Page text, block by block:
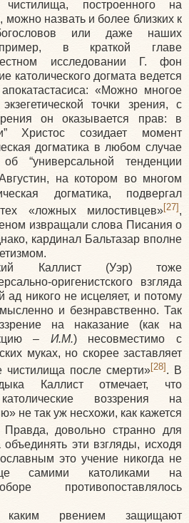
чистилища, построенного на
можно назвать и более близких к
или даже наших
в краткой главе
исследовании Г. фон
католического догмата ведется
«Можно многое
точки зрения, с
он оказывается прав: в
Христос созидает момент
догматика в любом случае
“универсальной тенденции
на котором во многом
догматика, подвергал
«ложных милостивцев»[27],
извращали слова Писания о
кардинал Бальтазар вполне
Каллист (Уэр) тоже
оригенистского взгляда
никого не исцеляет, и потому
и безнравственно. Так
на наказание (как на
– И.М.) несовместимо с
муках, но скорее заставляет
чистилища после смерти»[28] . В
Каллист отмечает, что
воззрения на
не так уж несхожи, как кажется
Правда, довольно странно для
объединять эти взгляды, исходя
это учение никогда не
самими католиками на
противопоставлялось
каким рвением защищают